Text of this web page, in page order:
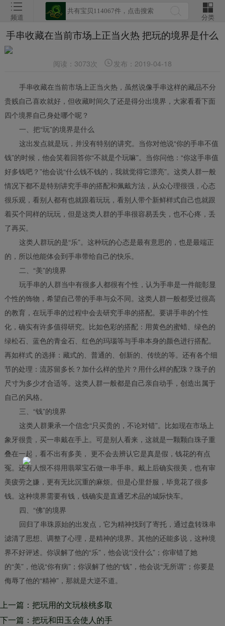
频道 分类
手串收藏在当前市场上正当火热 把玩的境界是什么
阅读：3073次 发布：2019-04-18
手串收藏在当前市场上正当火热，虽然说像手串这样的藏品不分
贵贱自己喜欢就好，但收藏时间久了还是得分出境界，大家看看下面
四个境界自己身处哪个呢？
一、把“玩”的境界是什么
这出发点就是玩，并没有特别的讲究。当你对他说“你的手串不值
钱”的时候，他会笑着回答你“不就是个玩嘛”。当你问他：“你这手串值
好多钱吧？”他会说“什么钱不钱的，我就觉得它漂亮”。 这类人群一般
情况下都不是特别讲究手串的搭配和佩戴方法，从众心理很强，心态
很乐观，看别人都有也就跟着玩玩，看别人带个新鲜样式自己也就跟
着买个同样的玩玩，但是这类人群的手串很容易丢失，也不心疼，丢
了再买。
这类人群玩的是“乐”。这种玩的心态是最有意思的，也是最端正
的，所以他能体会到手串带给自己的快乐。
二、“美”的境界
玩手串的人群当中有很多人都很有个性，认为手串是一件能彰显
个性的饰物，希望自己带的手串与众不同。这类人群一般都受过很高
的教育，在玩手串的过程中会去研究手串的搭配。 要讲手串的个性
化，确实有许多值得研究。比如色彩的搭配：用黄色的蜜蜡、绿色的
绿松石、蓝色的青金石、红色的玛瑙等与手串本身的颜色进行搭配。
再如样式 的选择：藏式的、普通的、创新的、传统的等。还有各个细
节的处理：流苏留多长？加什么样的垫片？用什么样的配珠？珠子的
尺寸为多少才合适等。这类人群一般都是自己亲自动手，创造出属于
自己的风格。
三、“钱”的境界
这类人群秉承一个信念“只买贵的，不论对错”。比如现在市场上
象牙很贵，买一串戴在手上。可是别人看来，这就是一颗颗白珠子重
叠在一起，看不出有多美， 更不会去辨认它是真是假，钱花的有点
冤。还有人恨不得用翡翠宝石做一串手串。戴上后确实很美，也有审
美疲劳之嫌，更有无比沉重的麻烦。但是心里舒服，毕竟花了很多
钱。这种境界需要有钱，钱确实是直通艺术品的城际快车。
四、“佛”的境界
回归了串珠原始的出发点，它为精神找到了寄托，通过盘转珠串
滤清了思想、调整了心理，是精神的境界。其他的还能多说，这种境
界不好评述。你误解了他的“乐”，他会说“没什么”；你审错了她
的“美”，他说“你有病”；你误解了他的“钱”，他会说“无所谓”；你要是
侮辱了他的“精神”，那就是大逆不道。
上一篇：把玩用的文玩核桃多取
自于野生山核桃 玩核桃的人习
下一篇：把玩和田玉会使人的手